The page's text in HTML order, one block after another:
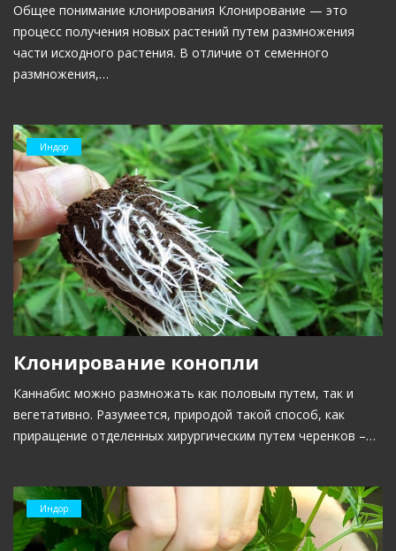
Общее понимание клонирования Клонирование — это
процесс получения новых растений путем размножения
части исходного растения. В отличие от семенного
размножения,…
Индор
Клонирование конопли
Каннабис можно размножать как половым путем, так и
вегетативно. Разумеется, природой такой способ, как
приращение отделенных хирургическим путем черенков –…
Индор